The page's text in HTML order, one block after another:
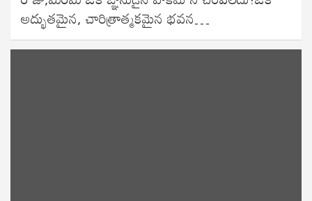
అద్భుతమైన, చారిత్రాత్మకమైన భవన…